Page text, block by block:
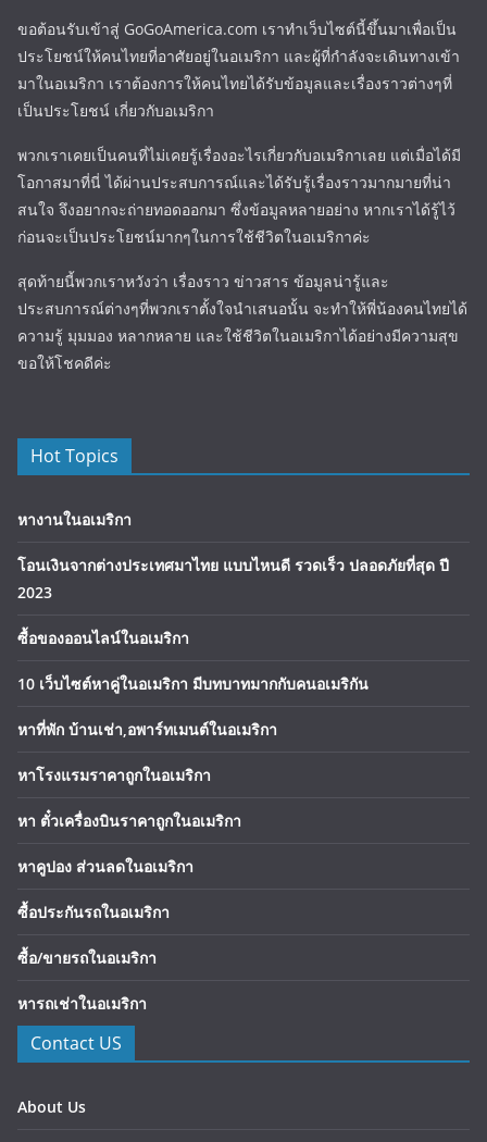
ขอต้อนรับเข้าสู่ GoGoAmerica.com เราทำเว็บไซต์นี้ขึ้นมาเพื่อเป็น
ประโยชน์ให้คนไทยที่อาศัยอยู่ในอเมริกา และผู้ที่กำลังจะเดินทางเข้า
มาในอเมริกา เราต้องการให้คนไทยได้รับข้อมูลและเรื่องราวต่างๆที่
เป็นประโยชน์ เกี่ยวกับอเมริกา
พวกเราเคยเป็นคนที่ไม่เคยรู้เรื่องอะไรเกี่ยวกับอเมริกาเลย แต่เมื่อได้มี
โอกาสมาที่นี่ ได้ผ่านประสบการณ์และได้รับรู้เรื่องราวมากมายที่น่า
สนใจ จึงอยากจะถ่ายทอดออกมา ซึ่งข้อมูลหลายอย่าง หากเราได้รู้ไว้
ก่อนจะเป็นประโยชน์มากๆในการใช้ชีวิตในอเมริกาค่ะ
สุดท้ายนี้พวกเราหวังว่า เรื่องราว ข่าวสาร ข้อมูลน่ารู้และ
ประสบการณ์ต่างๆที่พวกเราตั้งใจนำเสนอนั้น จะทำให้พี่น้องคนไทยได้
ความรู้ มุมมอง หลากหลาย และใช้ชีวิตในอเมริกาได้อย่างมีความสุข
ขอให้โชคดีค่ะ
Hot Topics
หางานในอเมริกา
โอนเงินจากต่างประเทศมาไทย แบบไหนดี รวดเร็ว ปลอดภัยที่สุด ปี
2023
ซื้อของออนไลน์ในอเมริกา
10 เว็บไซต์หาคู่ในอเมริกา มีบทบาทมากกับคนอเมริกัน
หาที่พัก บ้านเช่า,อพาร์ทเมนต์ในอเมริกา
หาโรงแรมราคาถูกในอเมริกา
หา ตั๋วเครื่องบินราคาถูกในอเมริกา
หาคูปอง ส่วนลดในอเมริกา
ซื้อประกันรถในอเมริกา
ซื้อ/ขายรถในอเมริกา
หารถเช่าในอเมริกา
Contact US
About Us